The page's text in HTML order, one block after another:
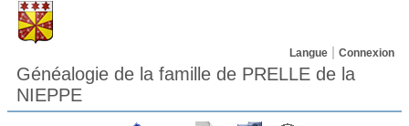
Langue Connexion
Généalogie de la famille de PRELLE de la
NIEPPE